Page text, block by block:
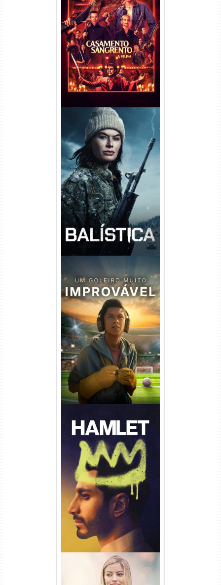
Casamento Sangrento: A
Viúva Torrent (2026) WEB-DL
720p/1080p/4K Dual Áudio
Balística Torrent (2025) WEB-
DL 1080p Dual Áudio
Um Goleiro Muito Improvável
Torrent (2026) WEB-DL 1080p
Dual Áudio
Hamlet Torrent (2026) WEB-
DL 1080p Dual Áudio